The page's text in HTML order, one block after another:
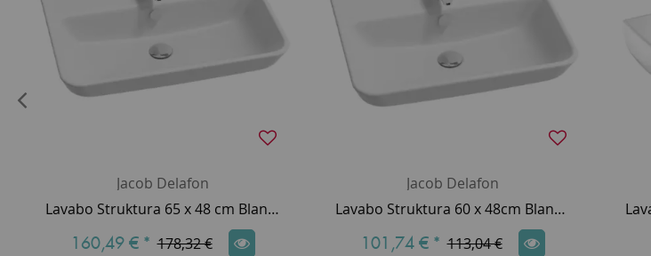
Jacob Delafon
Lavabo Struktura 65 x 48 cm Blanc brillant - JACOB DELAFON Réf. EGC111-00
160,49 € * 178,32 €
Jacob Delafon
Lavabo Struktura 60 x 48cm Blanc brillant - JACOB DELAFON Réf. EGD111-00
101,74 € * 113,04 €